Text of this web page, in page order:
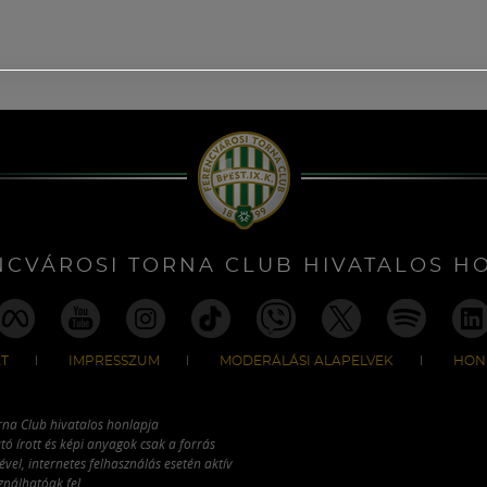
TORNA CLUB HIVATALOS
IMPRESSZUM MODERÁLÁSI ALAPELVEK
Club hivatalos honlapja
írott és képi anyagok csak a forrás
internetes felhasználás esetén aktív
fel.